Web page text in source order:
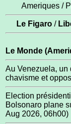
Ameriques /
Le Figaro /
Le Monde
Au Venezuela, un
chavisme et
Election
Bolsonaro plane
Aug 2026, 06h00)